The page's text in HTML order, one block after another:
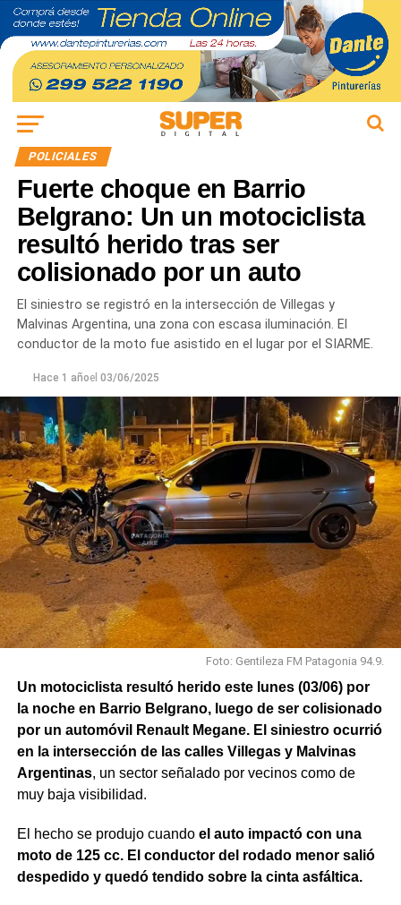
POLICIALES
Fuerte choque en Barrio
Belgrano: Un un motociclista
resultó herido tras ser
colisionado por un auto
El siniestro se registró en la intersección de Villegas y
Malvinas Argentina, una zona con escasa iluminación. El
conductor de la moto fue asistido en el lugar por el SIARME.
Hace 1 añoel 03/06/2025
Foto: Gentileza FM Patagonia 94.9.
Un motociclista resultó herido este lunes (03/06) por
la noche en Barrio Belgrano, luego de ser colisionado
por un automóvil Renault Megane. El siniestro ocurrió
en la intersección de las calles Villegas y Malvinas
Argentinas, un sector señalado por vecinos como de
muy baja visibilidad.
El hecho se produjo cuando el auto impactó con una
moto de 125 cc. El conductor del rodado menor salió
despedido y quedó tendido sobre la cinta asfáltica.